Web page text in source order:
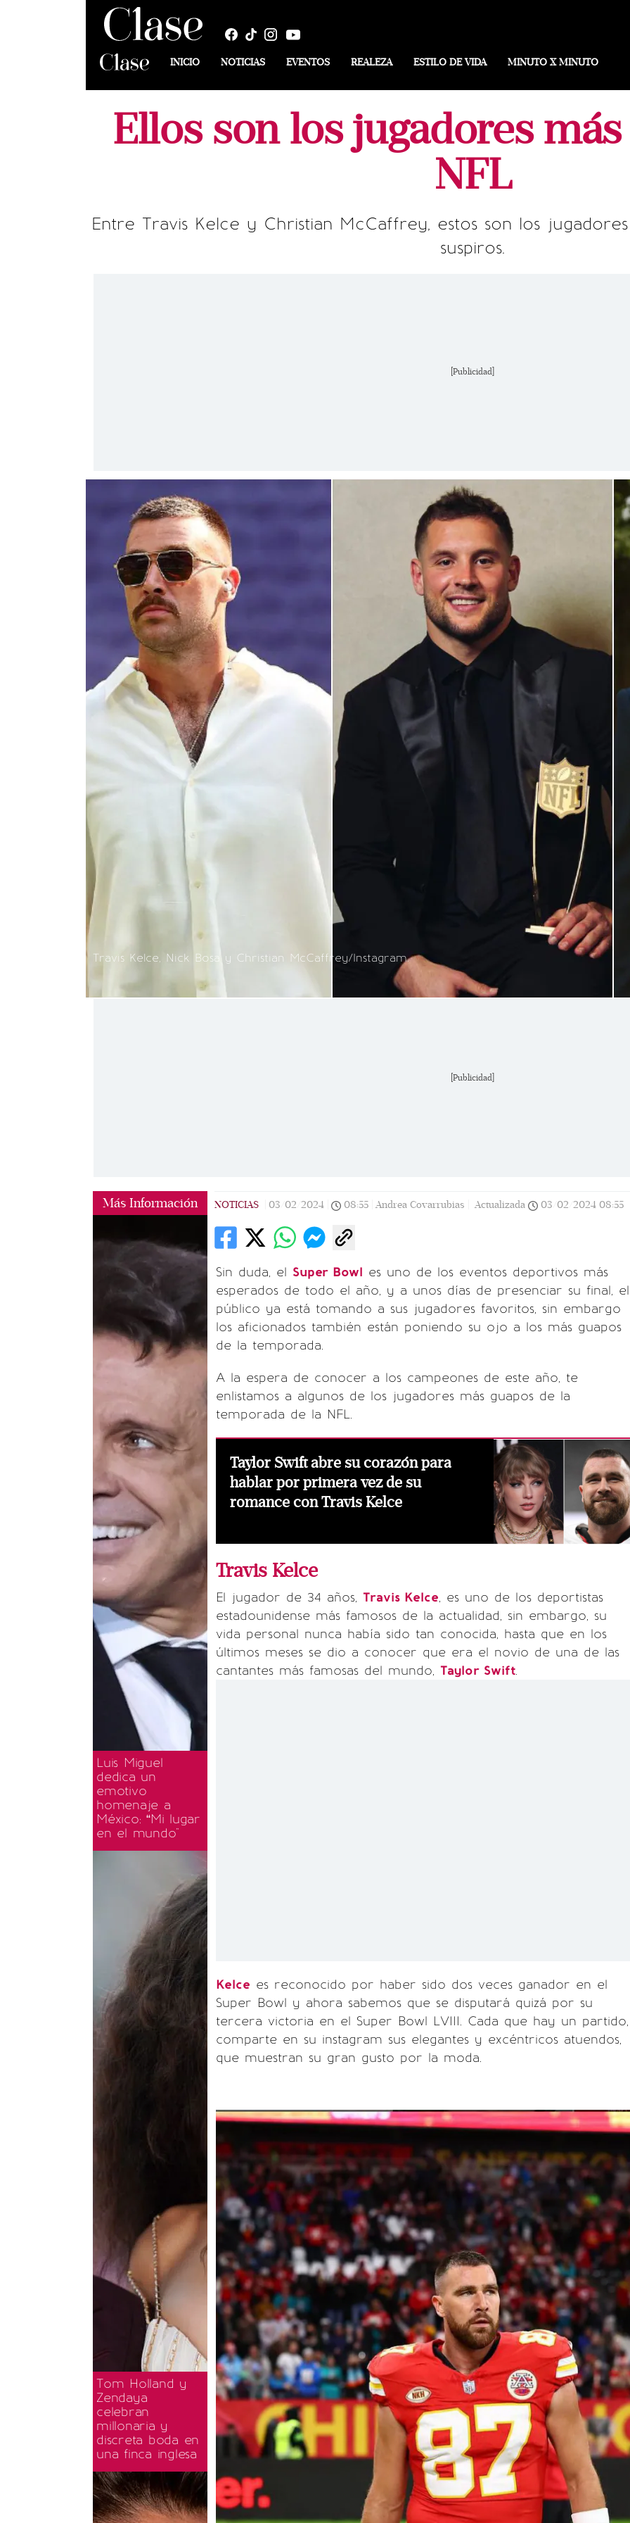
INICIO NOTICIAS EVENTOS REALEZA ESTILO DE VIDA MINUTO X MINUTO
Ellos son los jugadores
NFL
Entre Travis Kelce y Christian McCaffrey, estos son los
suspiros.
[Publicidad]
Travis Kelce, Nick Bosa y Christian McCaffrey/Instagram.
[Publicidad]
Más Información
Luis Miguel
dedica un
emotivo
homenaje a
México: “Mi lugar
en el mundo"
Tom Holland y
Zendaya
celebran
millonaria y
discreta boda en
una finca inglesa
NOTICIAS 03/02/2024 08:55 Andrea Covarrubias | Actualizada 03/02/2024 08:55
Sin duda, el Super Bowl es uno de los eventos deportivos más
esperados de todo el año, y a unos días de presenciar su final, el
público ya está tomando a sus jugadores favoritos, sin embargo
los aficionados también están poniendo su ojo a los más guapos
de la temporada.
A la espera de conocer a los campeones de este año, te
enlistamos a algunos de los jugadores más guapos de la
temporada de la NFL.
Taylor Swift abre su corazón para
hablar por primera vez de su
romance con Travis Kelce
Travis Kelce
El jugador de 34 años, Travis Kelce, es uno de los deportistas
estadounidense más famosos de la actualidad, sin embargo, su
vida personal nunca había sido tan conocida, hasta que en los
últimos meses se dio a conocer que era el novio de una de las
cantantes más famosas del mundo, Taylor Swift.
Kelce es reconocido por haber sido dos veces ganador en el
Super Bowl y ahora sabemos que se disputará quizá por su
tercera victoria en el Super Bowl LVIII. Cada que hay un partido,
comparte en su instagram sus elegantes y excéntricos atuendos,
que muestran su gran gusto por la moda.